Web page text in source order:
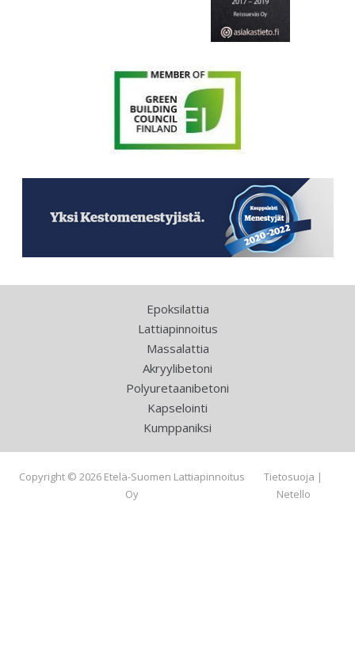
Epoksilattia
Lattiapinnoitus
Massalattia
Akryylibetoni
Polyuretaanibetoni
Kapselointi
Kumppaniksi
Copyright © 2026 Etelä-Suomen Lattiapinnoitus
Oy
Tietosuoja |
Netello